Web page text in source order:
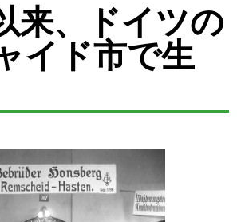
来、ドイツの
イド市で生